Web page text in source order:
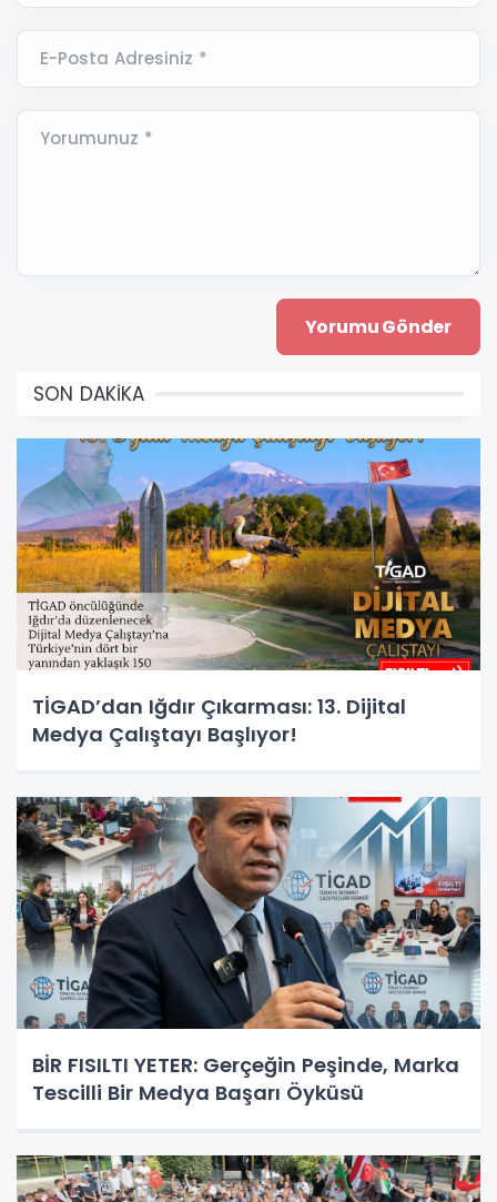
E-Posta Adresiniz *
Yorumunuz *
SON DAKİKA
TİGAD’dan Iğdır Çıkarması: 13. Dijital
Medya Çalıştayı Başlıyor!
BİR FISILTI YETER: Gerçeğin Peşinde, Marka
Tescilli Bir Medya Başarı Öyküsü